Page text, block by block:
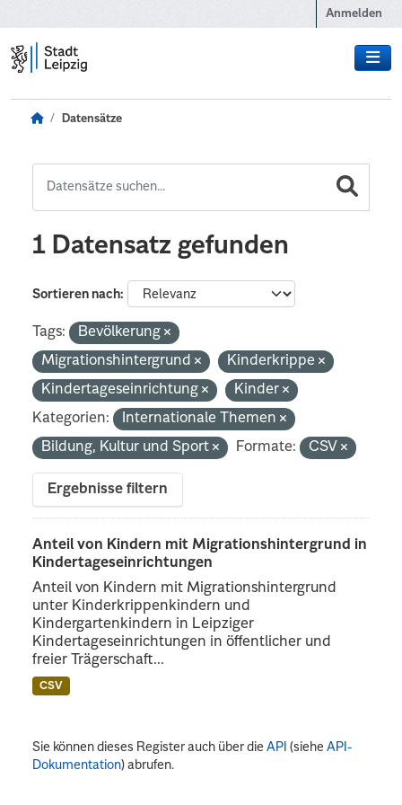
Anmelden
Datensätze
1 Datensatz gefunden
Sortieren nach
Tags:
Bevölkerung
Migrationshintergrund
Kinderkrippe
Kindertageseinrichtung
Kinder
Kategorien:
Internationale Themen
Bildung, Kultur und Sport
Formate: CSV
Ergebnisse filtern
Anteil von Kindern mit Migrationshintergrund in
Kindertageseinrichtungen
Anteil von Kindern mit Migrationshintergrund
unter Kinderkrippenkindern und
Kindergartenkindern in Leipziger
Kindertageseinrichtungen in öffentlicher und
freier Trägerschaft...
CSV
Sie können dieses Register auch über dieAPI (sieheAPI-
Dokumentation) abrufen.